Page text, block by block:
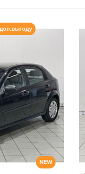
NEW
доп.выгоду